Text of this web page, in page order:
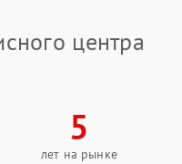
центра
5
лет на рынке